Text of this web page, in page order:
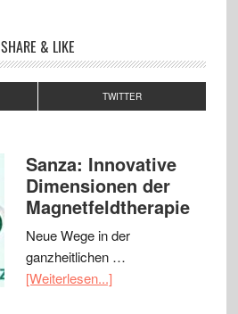
SHARE & LIKE
TWITTER
Sanza: Innovative
Dimensionen der
Magnetfeldtherapie
Neue Wege in der
ganzheitlichen …
[Weiterlesen...]